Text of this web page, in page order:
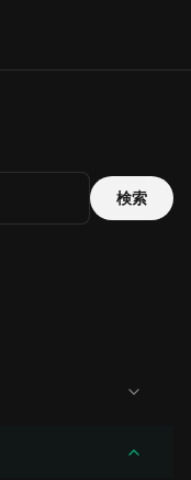
検索